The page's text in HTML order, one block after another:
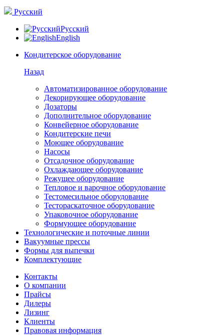
Русский
Русский
English
Кондитерское оборудование
Назад
Автоматизированное оборудование
Декорирующее оборудование
Дозаторы
Дополнительное оборудование
Конвейерное оборудование
Кондитерские печи
Моющее оборудование
Насосы
Отсадочное оборудование
Охлаждающее оборудование
Режущее оборудование
Тепловое и варочное оборудование
Тестомесильное оборудование
Тестораскаточное оборудование
Упаковочное оборудование
Формующее оборудование
Технологические и поточные линии
Вакуумные прессы
Формы для выпечки
Комплектующие
Контакты
О компании
Прайсы
Дилеры
Лизинг
Клиенты
Правовая информация